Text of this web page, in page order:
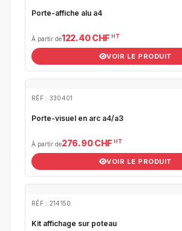
Porte-affiche alu a4
À partir de122.40 CHF HT
VOIR LE PRODUIT
RÉF : 330401
Porte-visuel en arc a4/a3
À partir de276.90 CHF HT
VOIR LE PRODUIT
RÉF : 214150
Kit affichage sur poteau